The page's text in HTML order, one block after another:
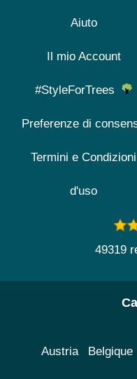
Aiuto
Il mio Account
#StyleForTrees
Preferenze di
Termini e Condizioni
d'uso
49319
Austria Belgique